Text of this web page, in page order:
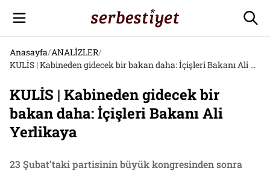
Anasayfa/ANALİZLER/
KULİS | Kabineden gidecek bir bakan daha: İçişleri Bakanı Ali Yerlikaya
KULİS | Kabineden gidecek bir
bakan daha: İçişleri Bakanı Ali
Yerlikaya
23 Şubat’taki partisinin büyük kongresinden sonra